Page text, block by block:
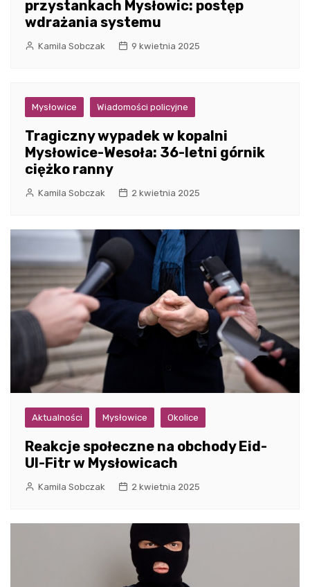
przystankach Mysłowic: postęp
wdrażania systemu
Kamila Sobczak 9 kwietnia 2025
Mysłowice Wiadomości policyjne
Tragiczny wypadek w kopalni
Mysłowice-Wesoła: 36-letni górnik
ciężko ranny
Kamila Sobczak 2 kwietnia 2025
Aktualności Mysłowice Okolice
Reakcje społeczne na obchody Eid-
Ul-Fitr w Mysłowicach
Kamila Sobczak 2 kwietnia 2025